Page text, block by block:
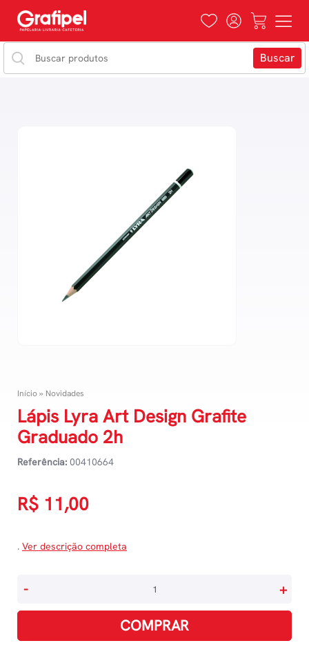
Início» Novidades
Lápis Lyra Art Design Grafite
Graduado 2h
Referência: 00410664
R$ 11,00
. Ver descrição completa
Art
Design
- +
COMPRAR